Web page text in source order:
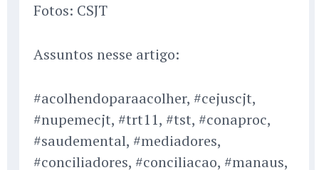
Fotos: CSJT
Assuntos nesse artigo:
#acolhendoparaacolher, #cejuscjt,
#nupemecjt, #trt11, #tst, #conaproc,
#saudemental, #mediadores,
#conciliadores, #conciliacao, #manaus,